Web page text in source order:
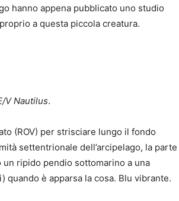
hanno appena pubblicato uno studio
a questa piccola creatura.
V Nautilus.
(ROV) per strisciare lungo il fondo
settentrionale dell’arcipelago, la parte
un ripido pendio sottomarino a una
quando è apparsa la cosa. Blu vibrante.